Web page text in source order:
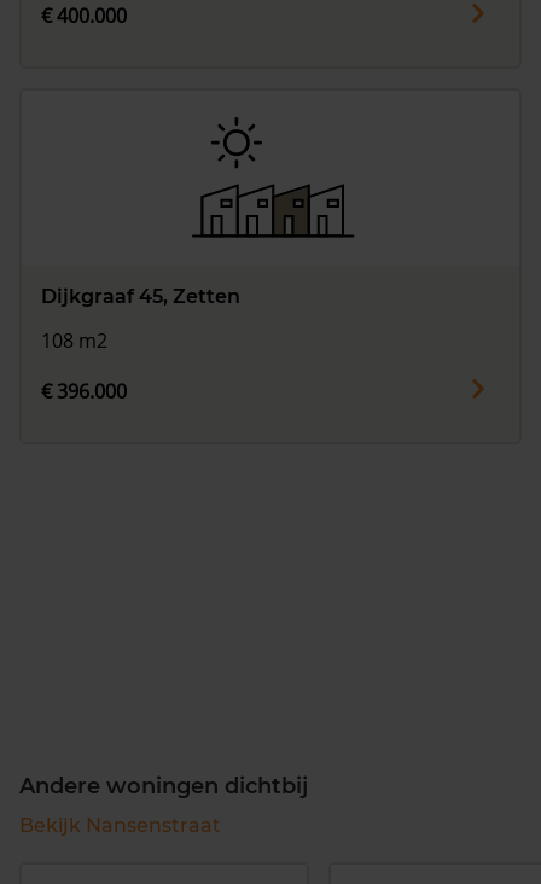
€ 400.000
Dijkgraaf 45, Zetten
108 m2
€ 396.000
Andere woningen dichtbij
Bekijk Nansenstraat